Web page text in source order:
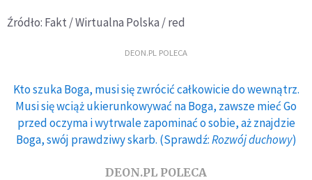
Źródło: Fakt / Wirtualna Polska / red
DEON.PL POLECA
Kto szuka Boga, musi się zwrócić całkowicie do wewnątrz.
Musi się wciąż ukierunkowywać na Boga, zawsze mieć Go
przed oczyma i wytrwale zapominać o sobie, aż znajdzie
Boga, swój prawdziwy skarb. (Sprawdź:Rozwój duchowy)
DEON.PL POLECA